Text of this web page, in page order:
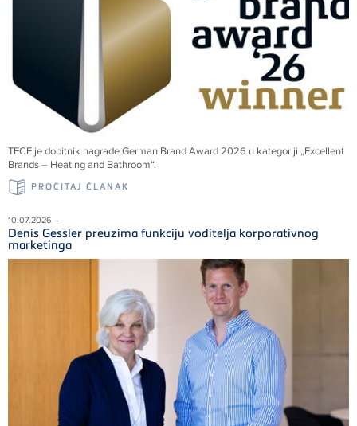
TECE je dobitnik nagrade German Brand Award 2026 u kategoriji „Excellent
Brands – Heating and Bathroom“.
PROČITAJ ČLANAK
10.07.2026 –
Denis Gessler preuzima funkciju voditelja korporativnog
marketinga